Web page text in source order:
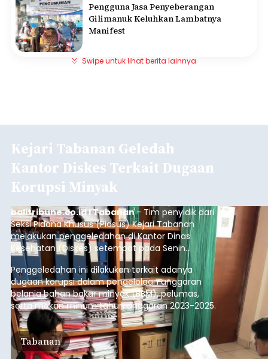
Pengguna Jasa Penyeberangan
Gilimanuk Keluhkan Lambatnya
Manifest
Swipe untuk lihat berita lainnya
Kejari Tabanan Geledah
Kantor Diskes Terkait Dugaan
Korupsi Minyak
balitribune.co.id I Tabanan- Tim penyidik dari
Seksi Pidana Khusus (Pidsus) Kejari Tabanan
melakukan penggeledahan di Kantor Dinas
Kesehatan (Diskes) setempat pada Senin
(10/8/2026).
Penggeledahan ini dilakukan terkait adanya
dugaan korupsi dalam pengelolaan anggaran
belanja bahan bakar minyak (BBM), pelumas,
serta makan minum tahun anggaran 2023-2025.
Tabanan